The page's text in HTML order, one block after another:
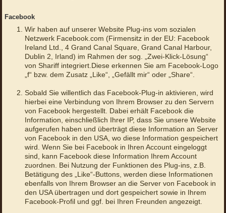
Facebook
Wir haben auf unserer Website Plug-ins vom sozialen
Netzwerk Facebook.com (Firmensitz in der EU: Facebook
Ireland Ltd., 4 Grand Canal Square, Grand Canal Harbour,
Dublin 2, Irland) im Rahmen der sog. „Zwei-Klick-Lösung“
von Shariff integriert.Diese erkennen Sie am Facebook-Logo
„f“ bzw. dem Zusatz „Like“, „Gefällt mir“ oder „Share“.
Sobald Sie willentlich das Facebook-Plug-in aktivieren, wird
hierbei eine Verbindung von Ihrem Browser zu den Servern
von Facebook hergestellt. Dabei erhält Facebook die
Information, einschließlich Ihrer IP, dass Sie unsere Website
aufgerufen haben und überträgt diese Information an Server
von Facebook in den USA, wo diese Information gespeichert
wird. Wenn Sie bei Facebook in Ihren Account eingeloggt
sind, kann Facebook diese Information Ihrem Account
zuordnen. Bei Nutzung der Funktionen des Plug-ins, z.B.
Betätigung des „Like“-Buttons, werden diese Informationen
ebenfalls von Ihrem Browser an die Server von Facebook in
den USA übertragen und dort gespeichert sowie in Ihrem
Facebook-Profil und ggf. bei Ihren Freunden angezeigt.